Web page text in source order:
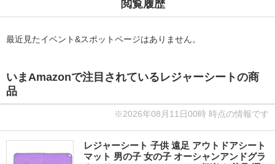
閲覧履歴
最近見たイベント&スポットページはありません。
いまAmazonで注目されているレジャーシートの商
品
※2026年08月11日00時 時点の情報です
レジャーシート 子供 遠足 アウトドアシート
マット 男の子 女の子 オーシャンアンドグラ